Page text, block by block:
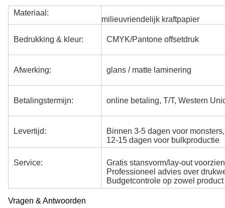
Materiaal:
milieuvriendelijk kraftpapier
Bedrukking & kleur: CMYK/Pantone offsetdruk
Afwerking: glans / matte laminering
Betalingstermijn: online betaling, T/T, Western
Levertijd:
Binnen 3-5 dagen voor monsters,
12-15 dagen voor bulkproductie
Service:
Gratis stansvorm/lay-out
Professioneel advies over
Budgetcontrole op zowel
Vragen & Antwoorden